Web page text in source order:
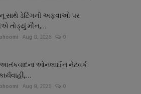
સાથે ડેટિંગની અફવાઓ પર
તોડ્યું મૌન,...
Aug 8, 2026 0
આતંકવાદના ઓનલાઈન નેટવર્ક
Aug 8, 2026 0